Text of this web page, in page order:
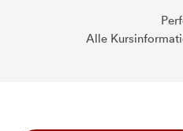
Alle